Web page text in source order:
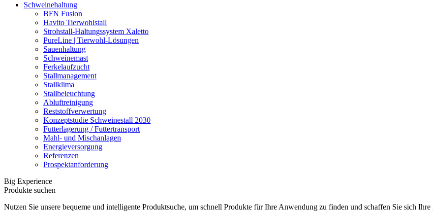
Schweinehaltung
BFN Fusion
Havito Tierwohlstall
Strohstall-Haltungssystem Xaletto
PureLine | Tierwohl-Lösungen
Sauenhaltung
Schweinemast
Ferkelaufzucht
Stallmanagement
Stallklima
Stallbeleuchtung
Abluftreinigung
Reststoffverwertung
Konzeptstudie Schweinestall 2030
Futterlagerung / Futtertransport
Mahl- und Mischanlagen
Energieversorgung
Referenzen
Prospektanforderung
Big Experience
Produkte suchen
Nutzen Sie unsere bequeme und intelligente Produktsuche, um schnell Produkte für Ihre Anwendung zu finden und schaffen Sie sich